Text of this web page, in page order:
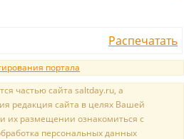
Распечатать
портала
частью сайта saltday.ru, а
редакция сайта в целях Вашей
их размещении ознакомиться с
персональных данных